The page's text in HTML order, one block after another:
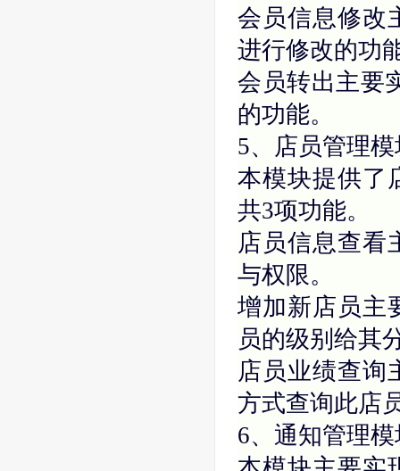
会员信息修改
进行修改的功
会员转出主要
的功能。
5、店员管理模
本模块提供了
共3项功能。
店员信息查看
与权限。
增加新店员主
员的级别给其
店员业绩查询
方式查询此店
6、通知管理模